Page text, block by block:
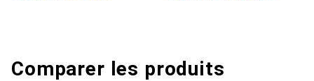
Comparer les produits